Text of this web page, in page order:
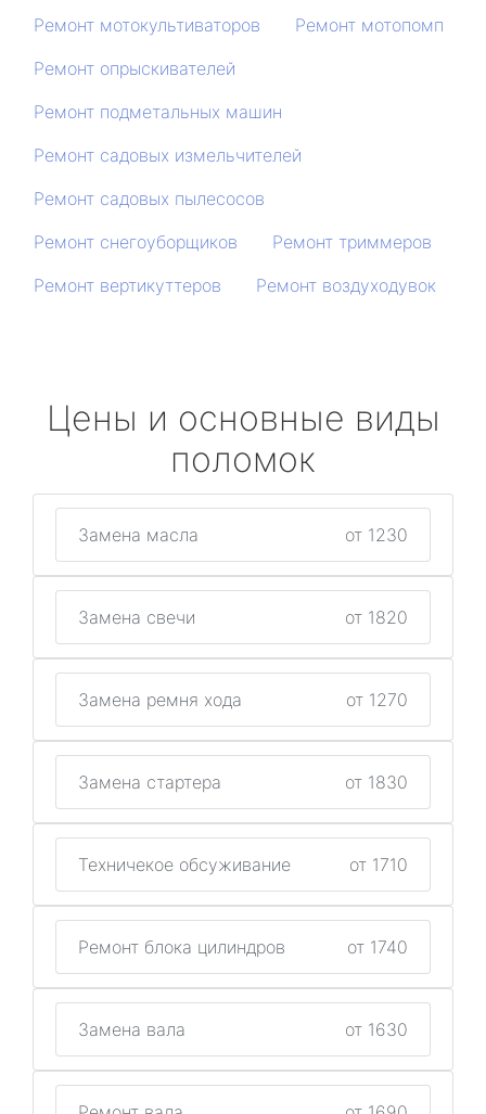
Ремонт мотокультиваторов
Ремонт мотопомп
Ремонт опрыскивателей
Ремонт подметальных машин
Ремонт садовых измельчителей
Ремонт садовых пылесосов
Ремонт снегоуборщиков
Ремонт триммеров
Ремонт вертикуттеров
Ремонт воздуходувок
Цены и основные виды
поломок
Замена масла от 1230
Замена свечи от 1820
Замена ремня хода от 1270
Замена стартера от 1830
Техничекое обсуживание от 1710
Ремонт блока цилиндров от 1740
Замена вала от 1630